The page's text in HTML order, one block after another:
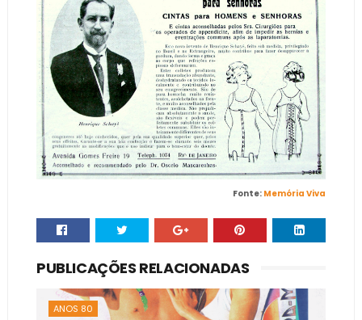
Fonte: Memória Viva
PUBLICAÇÕES RELACIONADAS
ANOS 80